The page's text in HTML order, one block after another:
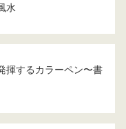
水
揮するカラーペン〜書